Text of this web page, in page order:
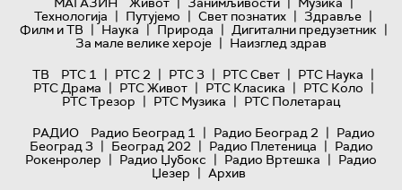
Технологијa | Путујемо | Свет познатих | Здравље |
Филм и ТВ | Наука | Природа | Дигитални предузетник |
За мале велике хероје | Наизглед здрав
ТВ
РТС 1 | РТС 2 | РТС 3 | РТС Свет | РТС Наука |
РТС Драма | РТС Живот | РТС Класика | РТС Коло |
РТС Трезор | РТС Музика | РТС Полетарац
РАДИО
Радио Београд 1 | Радио Београд 2 | Радио
Београд 3 | Београд 202 | Радио Плетеница | Радио
Рокенролер | Радио Џубокс | Радио Вртешка | Радио
Џезер | Архив